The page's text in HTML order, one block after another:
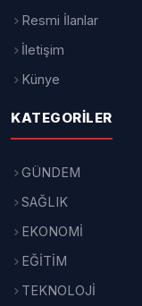
Resmi İlanlar
İletişim
Künye
KATEGORILER
GÜNDEM
SAĞLIK
EKONOMİ
EĞİTİM
TEKNOLOJİ